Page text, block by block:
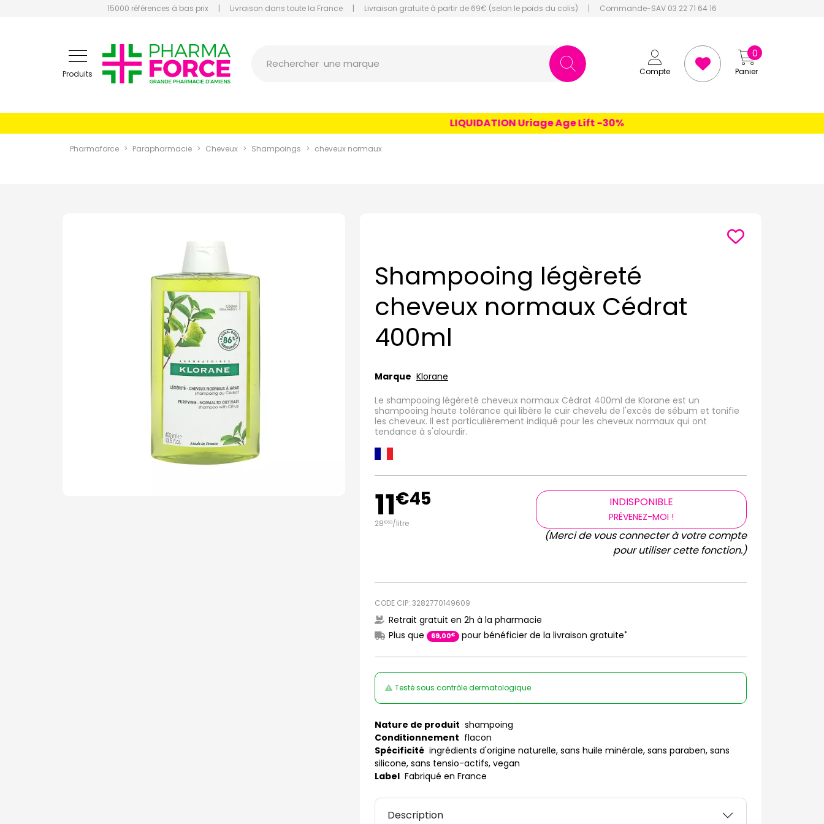
15000 références à bas prix | Livraison dans toute la France | Livraison gratuite à partir de 69€ (selon le poids du colis) | Commande-SAV 03 22 71 64 16
Produits Compte Panier
0
Rechercher
LIQUIDATION Uriage Age Lift -30%
Pharmaforce Parapharmacie Cheveux Shampoings cheveux normaux
Shampooing légèreté
cheveux normaux Cédrat
400ml
Marque Klorane
Le shampooing légèreté cheveux normaux Cédrat 400ml de Klorane est un
shampooing haute tolérance qui libère le cuir chevelu de l'excès de sébum et tonifie
les cheveux. Il est particulièrement indiqué pour les cheveux normaux qui ont
tendance à s'alourdir.
11€45
28€63/litre
INDISPONIBLE
PRÉVENEZ-MOI !
(Merci de vous connecter à votre compte
pour utiliser cette fonction.)
CODE CIP: 3282770149609
Retrait gratuit en 2h à la pharmacie
Plus que
69,00€ pour bénéficier de la livraison gratuite*
Testé sous contrôle dermatologique
Nature de produit shampoing
Conditionnement flacon
Spécificité ingrédients d'origine naturelle, sans huile minérale, sans paraben, sans
silicone, sans tensio-actifs, vegan
Label Fabriqué en France
Description